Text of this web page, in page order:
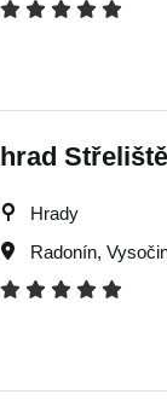
hrad Střeliště
Hrady
Radonín,